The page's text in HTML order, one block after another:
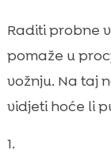
Raditi probne
pomaže u
vožnju. Na taj
vidjeti hoće li